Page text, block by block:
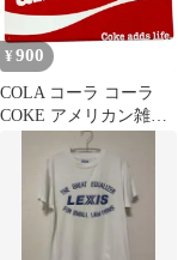
¥ 900
COLA コーラ コーラ
COKE アメリカン雑貨
ブリキ看板 アメリカ雑
貨 アメカジ ヴィンテー
ジ サインプレート サイ
ンボード おしゃれな ア
ンティーク風 ビンテー